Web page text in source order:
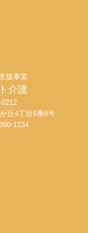
援事業
介護
丘4丁目6番8号
1234